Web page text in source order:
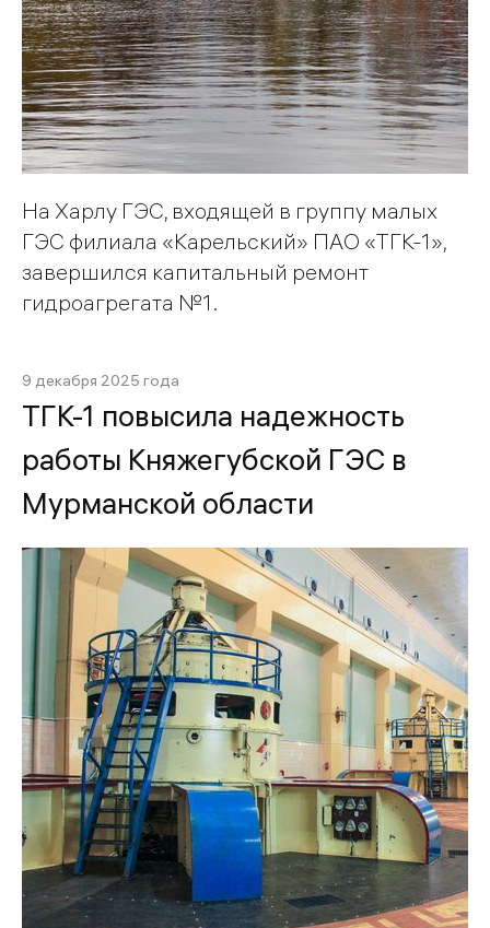
На Харлу ГЭС, входящей в группу малых
ГЭС филиала «Карельский» ПАО «ТГК-1»,
завершилcя капитальный ремонт
гидроагрегата №1.
9 декабря 2025 года
ТГК-1 повысила надежность
работы Княжегубской ГЭС в
Мурманской области